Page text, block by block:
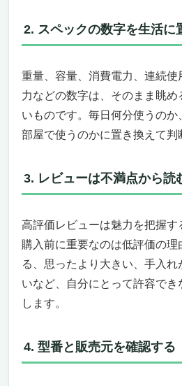
る
株取引初心者が選ぶべ
なぜDELL Inspiron 15が
なのか？
1. 圧倒的なパフォー
を逃さない
レージで安心
認性抜群
初心者にこそDELL
今すぐ手に入れて、快
めよう！
株取引に求められるパソ
HP 17 タッチスクリー
2. スペックの数字を生活に
重量、容量、消費電力、連続使
力などの数字は、そのまま眺め
いものです。毎日何分使うの
部屋で使うのかに置き換えて判
3. レビューは不満点から読
高評価レビューは魅力を把握す
購入前に重要なのは低評価の理
る、思ったより大きい、手入
いなど、自分にとって許容で
します。
4. 型番と販売元を確認する